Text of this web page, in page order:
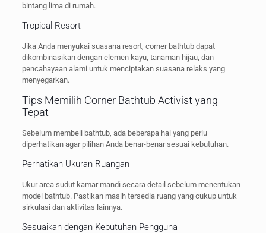
bintang lima di rumah.
Tropical Resort
Jika Anda menyukai suasana resort, corner bathtub dapat
dikombinasikan dengan elemen kayu, tanaman hijau, dan
pencahayaan alami untuk menciptakan suasana relaks yang
menyegarkan.
Tips Memilih Corner Bathtub Activist yang
Tepat
Sebelum membeli bathtub, ada beberapa hal yang perlu
diperhatikan agar pilihan Anda benar-benar sesuai kebutuhan.
Perhatikan Ukuran Ruangan
Ukur area sudut kamar mandi secara detail sebelum menentukan
model bathtub. Pastikan masih tersedia ruang yang cukup untuk
sirkulasi dan aktivitas lainnya.
Sesuaikan dengan Kebutuhan Pengguna